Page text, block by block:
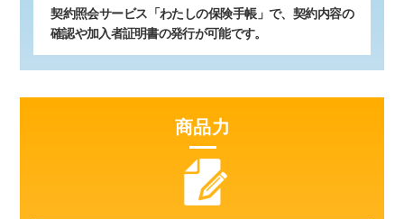
契約照会サービス「わたしの保険手帳」で、契約内容の
確認や加入者証明書の発行が可能です。
商品力